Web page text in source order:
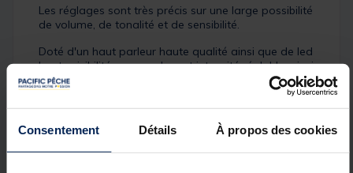
Consentement Détails À propos des cookies
Les réglages sont très précis sur une large possibilité
de volume, de tonalité et de sensibilité.
Doté d'un haut parleur haute qualité ainsi que de led
haute visibilité avec couleur et intensité réglable, ainsi
qu'une veilleuses de nuit.